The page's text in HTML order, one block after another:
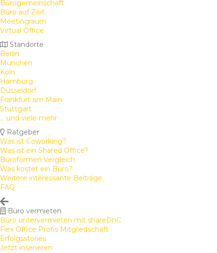
Bürogemeinschaft
Büro auf Zeit
Meetingraum
Virtual Office
Standorte
Berlin
München
Köln
Hamburg
Düsseldorf
Frankfurt am Main
Stuttgart
... und viele mehr
Ratgeber
Was ist Coworking?
Was ist ein Shared Office?
Büroformen Vergleich
Was kostet ein Büro?
Weitere interessante Beiträge
FAQ
Büro vermieten
Büro untervermieten mit shareDnC
Flex Office Profis Mitgliedschaft
Erfolgsstories
Jetzt inserieren